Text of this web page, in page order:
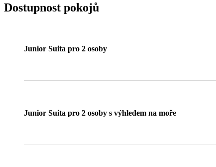
Dostupnost pokojů
Junior Suita pro 2 osoby
Junior Suita pro 2 osoby s výhledem na moře